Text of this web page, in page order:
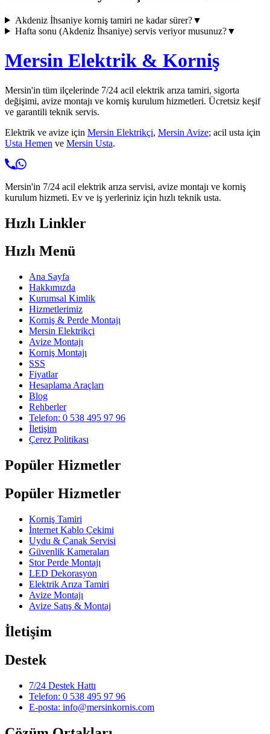
Akdeniz İhsaniyekorniş tamiri ne kadar sürer?▼
Hafta sonu (Akdeniz İhsaniye) servis veriyor musunuz?▼
Mersin Elektrik & Korniş
Mersin'in tüm ilçelerinde 7/24 acil elektrik arıza tamiri, sigorta
değişimi, avize montajı ve korniş kurulum hizmetleri. Ücretsiz keşif
ve garantili teknik servis.
Elektrik ve avize için Mersin Elektrikçi, Mersin Avize; acil usta için
Usta Hemen ve Mersin Usta.
Mersin'in 7/24 acil elektrik arıza servisi, avize montajı ve korniş
kurulum hizmeti. Ev ve iş yerleriniz için hızlı teknik usta.
Hızlı Linkler
Hızlı Menü
Ana Sayfa
Hakkımızda
Kurumsal Kimlik
Hizmetlerimiz
Korniş & Perde Montajı
Mersin Elektrikçi
Avize Montajı
Korniş Montajı
SSS
Fiyatlar
Hesaplama Araçları
Blog
Rehberler
Telefon: 0 538 495 97 96
İletişim
Çerez Politikası
Popüler Hizmetler
Popüler Hizmetler
Korniş Tamiri
İnternet Kablo Çekimi
Uydu & Çanak Servisi
Güvenlik Kameraları
Stor Perde Montajı
LED Dekorasyon
Elektrik Arıza Tamiri
Avize Montajı
Avize Satış & Montaj
İletişim
Destek
7/24 Destek Hattı
Telefon: 0 538 495 97 96
E-posta: info@mersinkornis.com